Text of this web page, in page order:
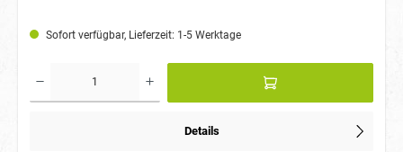
Sofort verfügbar, Lieferzeit: 1-5 Werktage
Details